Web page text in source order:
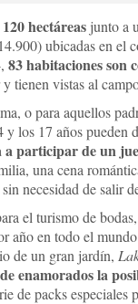
120 hectáreas junto a
ubicadas en el
83 habitaciones son
tienen vistas al
o para aquellos
los 17 años pueden
a participar de un
una cena
necesidad de salir
el turismo de
año en todo el
de un gran jardín,
enamorados la
de packs especiales